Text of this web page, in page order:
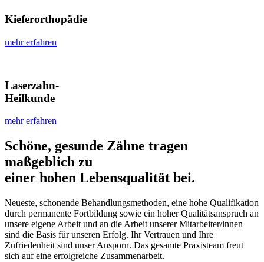
Kieferorthopädie
mehr erfahren
Laserzahn-
Heilkunde
mehr erfahren
Schöne, gesunde Zähne tragen
maßgeblich zu
einer hohen Lebensqualität bei.
Neueste, schonende Behandlungsmethoden, eine hohe Qualifikation
durch permanente Fortbildung sowie ein hoher Qualitätsanspruch an
unsere eigene Arbeit und an die Arbeit unserer Mitarbeiter/innen
sind die Basis für unseren Erfolg. Ihr Vertrauen und Ihre
Zufriedenheit sind unser Ansporn. Das gesamte Praxisteam freut
sich auf eine erfolgreiche Zusammenarbeit.